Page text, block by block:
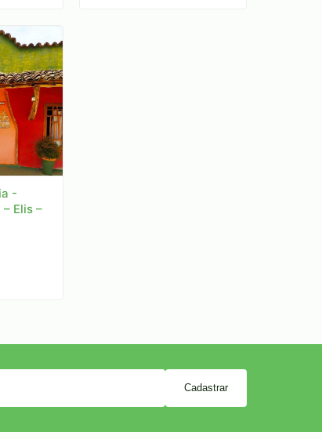
-
Elis –
Cadastrar